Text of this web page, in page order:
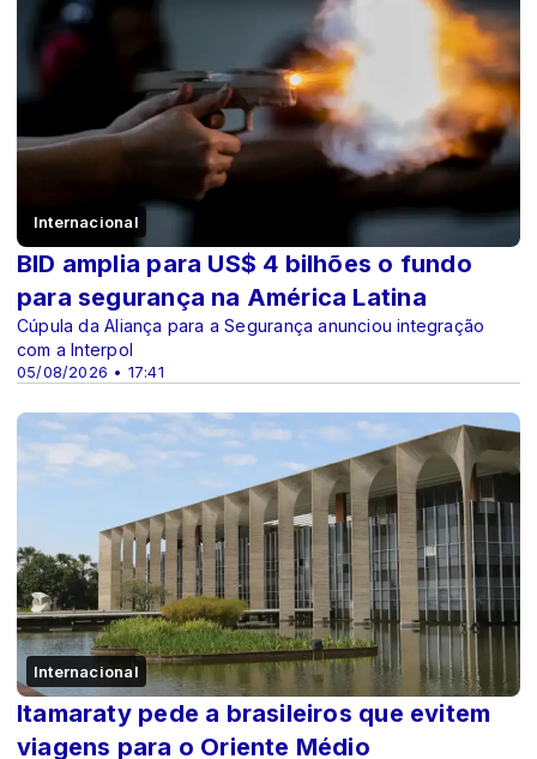
Internacional
05/08/2026 • 17:41
BID amplia para US$ 4 bilhões o fundo
para segurança na América Latina
Cúpula da Aliança para a Segurança anunciou integração
com a Interpol
Internacional
Itamaraty pede a brasileiros que evitem
viagens para o Oriente Médio